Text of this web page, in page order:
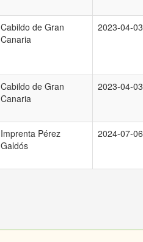
Cabildo de Gran
Canaria
2023-04-03
Cabildo de Gran
Canaria
2023-04-03
Imprenta Pérez
Galdós
2024-07-06